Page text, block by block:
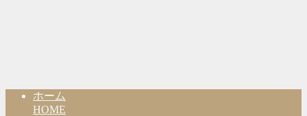
ホーム
HOME